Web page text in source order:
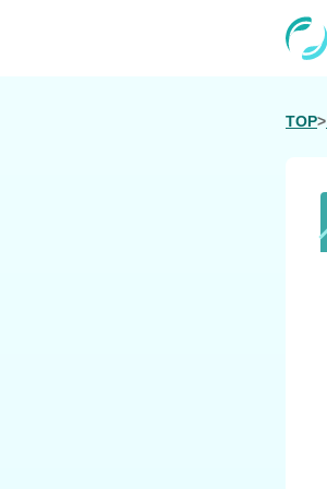
TOP>